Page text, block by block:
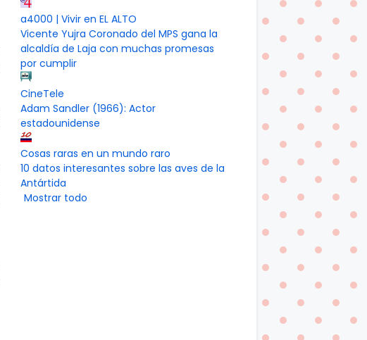
a4000 | Vivir en EL ALTO
Vicente Yujra Coronado del MPS gana la
alcaldía de Laja con muchas promesas
por cumplir
CineTele
Adam Sandler (1966): Actor
estadounidense
Cosas raras en un mundo raro
10 datos interesantes sobre las aves de la
Antártida
Mostrar todo